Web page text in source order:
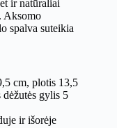
ir natūraliai
Aksomo
spalva suteikia
cm, plotis 13,5
gylis 5
ir išorėje